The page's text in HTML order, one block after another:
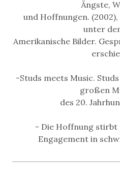
Ängste,
und Hoffnungen.
unter
Amerikanische Bilder.
-Studs meets Music.
großen
des 20.
- Die Hoffnung stirbt
Engagement in